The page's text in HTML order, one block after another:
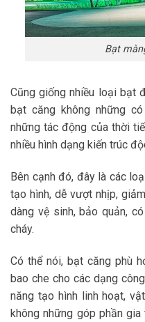
Bạt
Cũng giống nhiều loại bạt
bạt căng không những
những tác động của thời
nhiều hình dạng kiến trúc
Bên cạnh đó, đây là các
tạo hình, dễ vượt nhịp,
dàng vệ sinh, bảo quản,
cháy.
Có thể nói, bạt căng phù
bao che cho các dạng
năng tạo hình linh hoạt,
không những góp phần